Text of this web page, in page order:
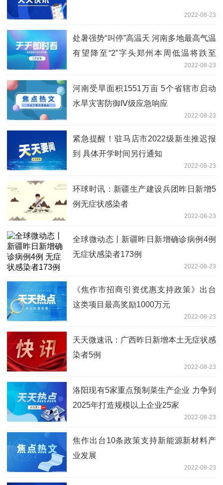
2022-08-23
处暑强势“叫停”高温天 河南多地最高气温
有望降至“2”字头郑州本周低温将跌至
2022-08-23
河南受旱面积1551万亩 5个省辖市启动
水旱灾害防御Ⅳ级应急响应
2022-08-23
紧急提醒！驻马店市2022级新生推迟报
到 具体开学时间另行通知
2022-08-23
环球时讯：新疆生产建设兵团昨日新增5
例无症状感染者
2022-08-23
全球微动态丨新疆昨日新增确诊病例4例
无症状感染者173例
2022-08-23
《焦作市招商引资优惠支持政策》出台
这类项目最高奖励1000万元
2022-08-23
天天微速讯：广西昨日新增本土无症状感
染者5例
2022-08-23
洛阳现有5家重点预制菜生产企业 力争到
2025年打造规模以上企业25家
2022-08-23
焦作出台10条政策支持新能源新材料产
业发展
2022-08-23